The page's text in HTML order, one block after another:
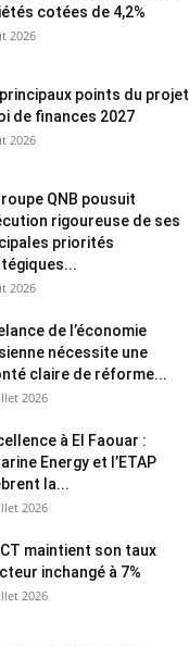
cotées de 4,2%
2026
points du projet
de finances 2027
2026
QNB pousuit
rigoureuse de ses
priorités
2026
de l’économie
nécessite une
claire de réforme...
2026
à El Faouar :
Energy et l’ETAP
la...
2026
maintient son taux
inchangé à 7%
2026